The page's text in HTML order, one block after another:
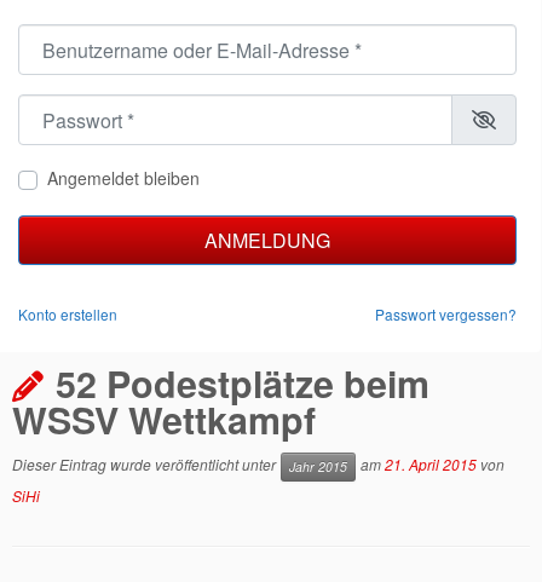
Angemeldet bleiben
ANMELDUNG
Konto erstellen Passwort vergessen?
52 Podestplätze beim
WSSV Wettkampf
Dieser Eintrag wurde veröffentlicht unter Jahr 2015 am21. April 2015 von
SiHi